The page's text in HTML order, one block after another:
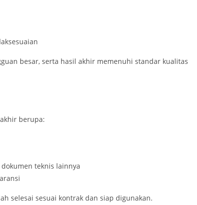
besar, serta hasil akhir memenuhi standar kualitas
berupa:
teknis lainnya
selesai sesuai kontrak dan siap digunakan.